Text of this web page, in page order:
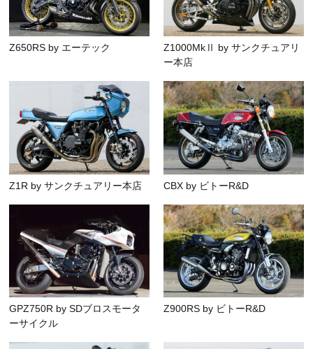
Z650RS by エーテック
Z1000MkⅡ by サンクチュアリ
ー本店
Z1R by サンクチュアリー本店 CBX by ビトーR&D
GPZ750R by SDブロスモータ
ーサイクル
Z900RS by ビトーR&D